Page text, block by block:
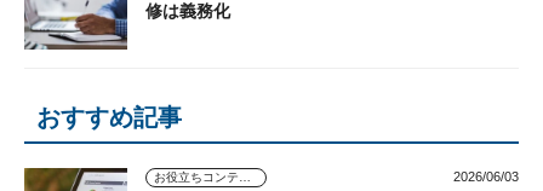
修は義務化
おすすめ記事
2026/06/03